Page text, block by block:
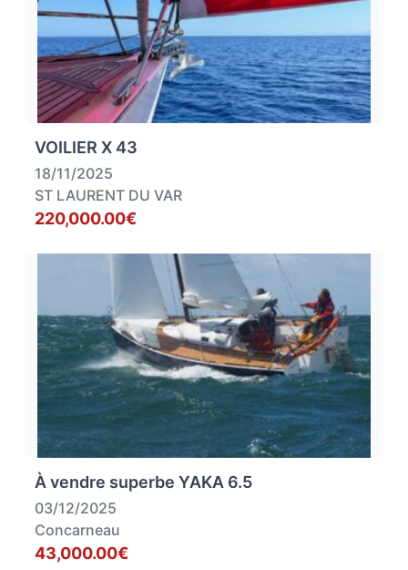
VOILIER X 43
18/11/2025
ST LAURENT DU VAR
220,000.00€
À vendre superbe YAKA 6.5
03/12/2025
Concarneau
43,000.00€